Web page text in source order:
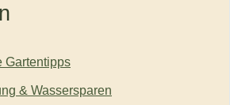
Gartentipps
& Wassersparen